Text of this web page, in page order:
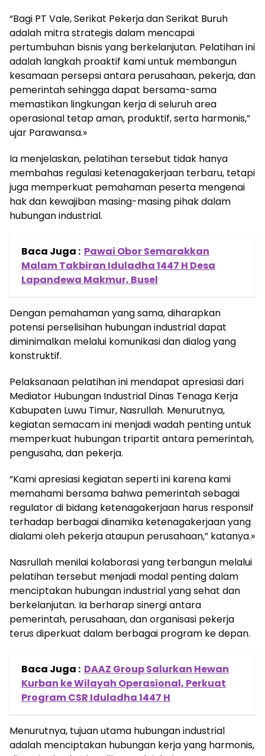
“Bagi PT Vale, Serikat Pekerja dan Serikat Buruh
adalah mitra strategis dalam mencapai
pertumbuhan bisnis yang berkelanjutan. Pelatihan ini
adalah langkah proaktif kami untuk membangun
kesamaan persepsi antara perusahaan, pekerja, dan
pemerintah sehingga dapat bersama-sama
memastikan lingkungan kerja di seluruh area
operasional tetap aman, produktif, serta harmonis,”
ujar Parawansa.»
Ia menjelaskan, pelatihan tersebut tidak hanya
membahas regulasi ketenagakerjaan terbaru, tetapi
juga memperkuat pemahaman peserta mengenai
hak dan kewajiban masing-masing pihak dalam
hubungan industrial.
Baca Juga : Pawai Obor Semarakkan
Malam Takbiran Iduladha 1447 H Desa
Lapandewa Makmur, Busel
Dengan pemahaman yang sama, diharapkan
potensi perselisihan hubungan industrial dapat
diminimalkan melalui komunikasi dan dialog yang
konstruktif.
Pelaksanaan pelatihan ini mendapat apresiasi dari
Mediator Hubungan Industrial Dinas Tenaga Kerja
Kabupaten Luwu Timur, Nasrullah. Menurutnya,
kegiatan semacam ini menjadi wadah penting untuk
memperkuat hubungan tripartit antara pemerintah,
pengusaha, dan pekerja.
“Kami apresiasi kegiatan seperti ini karena kami
memahami bersama bahwa pemerintah sebagai
regulator di bidang ketenagakerjaan harus responsif
terhadap berbagai dinamika ketenagakerjaan yang
dialami oleh pekerja ataupun perusahaan,” katanya.»
Nasrullah menilai kolaborasi yang terbangun melalui
pelatihan tersebut menjadi modal penting dalam
menciptakan hubungan industrial yang sehat dan
berkelanjutan. Ia berharap sinergi antara
pemerintah, perusahaan, dan organisasi pekerja
terus diperkuat dalam berbagai program ke depan.
Baca Juga : DAAZ Group Salurkan Hewan
Kurban ke Wilayah Operasional, Perkuat
Program CSR Iduladha 1447 H
Menurutnya, tujuan utama hubungan industrial
adalah menciptakan hubungan kerja yang harmonis,